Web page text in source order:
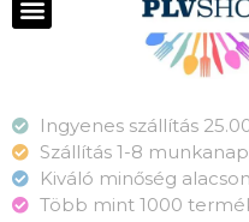
Ingyenes szállítás
Szállítás 1-8
Kiváló minőség
Több mint 1000